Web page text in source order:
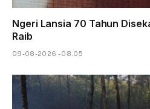
Ngeri Lansia 70 Tahun
Raib
09-08-2026 - 08.05